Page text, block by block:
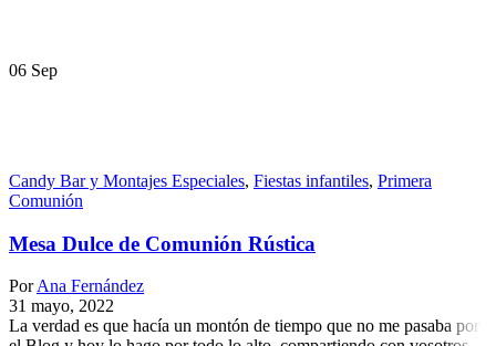
06 Sep
Candy Bar y Montajes Especiales, Fiestas infantiles, Primera
Comunión
Mesa Dulce de Comunión Rústica
PorAna Fernández
31 mayo, 2022
La verdad es que hacía un montón de tiempo que no me pasaba por